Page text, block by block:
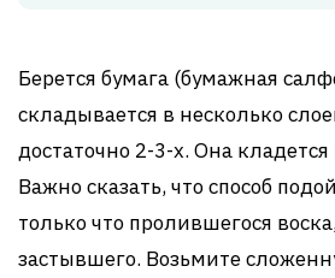
Берется бумага (бумажная
складывается в несколько
достаточно 2-3-х. Она кладется
Важно сказать, что способ
только что пролившегося
застывшего. Возьмите